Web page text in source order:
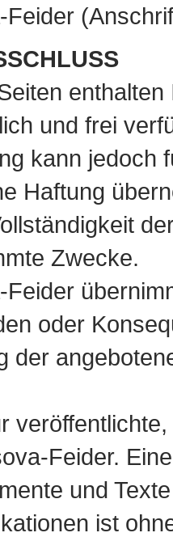
und frei
kann jedoch
Haftung
Zwecke.
oder
der
Feider.
und
ist